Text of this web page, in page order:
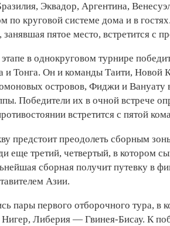
Эквадор, Аргентина,
по круговой системе дома и в
пятое место, встретится с
в однокруговом турнире
и Тонга. Он и команды Таити, Новой
островов, Фиджи и Вануату
Победители их в очной встрече
встретится с пятой
предстоит преодолеть сборным
еще третий, четвертый, в котором
сборная получит путевку в
Азии.
пары первого отборочного тура, в
Либерия — Гвинея-Бисау. К